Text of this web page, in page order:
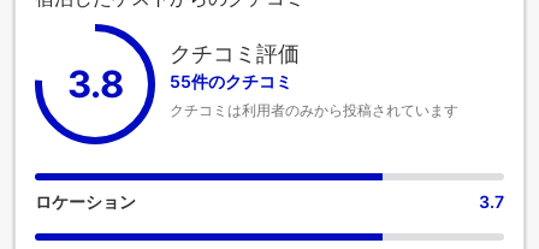
3.8
クチコミ評価
55件のクチコミ
クチコミは利用者のみから投稿されています
ロケーション 3.7